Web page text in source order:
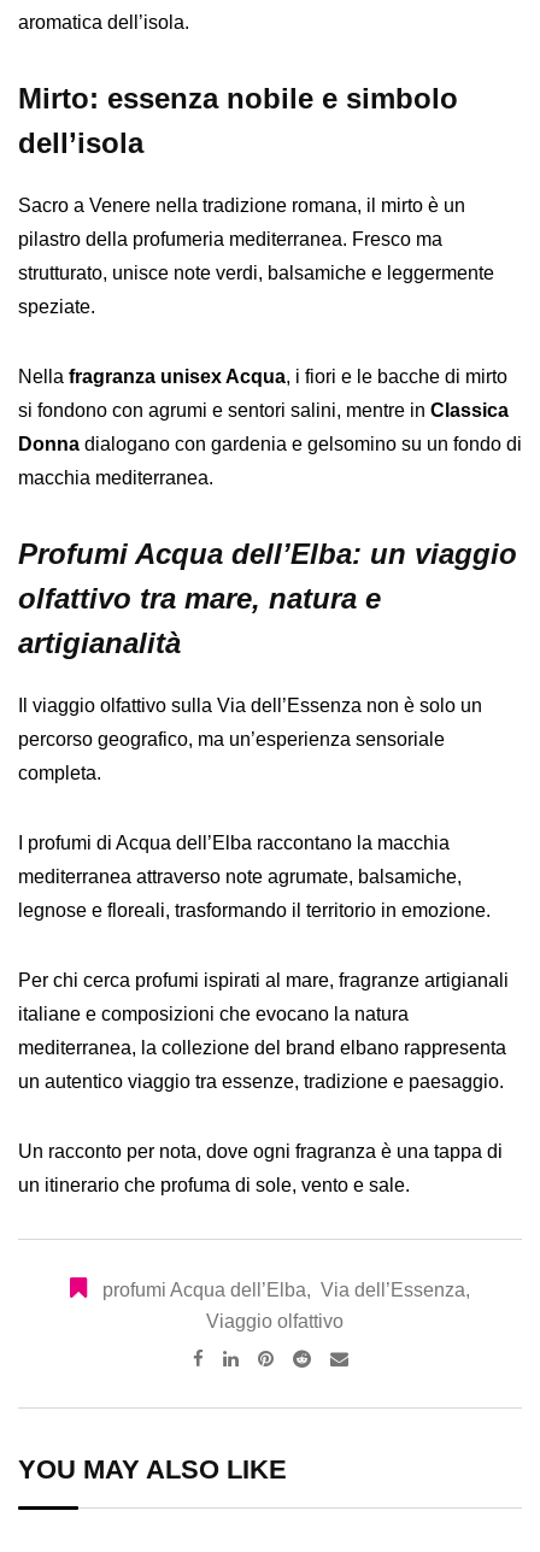
aromatica dell’isola.
Mirto: essenza nobile e simbolo
dell’isola
Sacro a Venere nella tradizione romana, il mirto è un
pilastro della profumeria mediterranea. Fresco ma
strutturato, unisce note verdi, balsamiche e leggermente
speziate.
Nella fragranza unisex Acqua, i fiori e le bacche di mirto
si fondono con agrumi e sentori salini, mentre in Classica
Donna dialogano con gardenia e gelsomino su un fondo di
macchia mediterranea.
Profumi Acqua dell’Elba: un viaggio
olfattivo tra mare, natura e
artigianalità
Il viaggio olfattivo sulla Via dell’Essenza non è solo un
percorso geografico, ma un’esperienza sensoriale
completa.
I profumi di Acqua dell’Elba raccontano la macchia
mediterranea attraverso note agrumate, balsamiche,
legnose e floreali, trasformando il territorio in emozione.
Per chi cerca profumi ispirati al mare, fragranze artigianali
italiane e composizioni che evocano la natura
mediterranea, la collezione del brand elbano rappresenta
un autentico viaggio tra essenze, tradizione e paesaggio.
Un racconto per nota, dove ogni fragranza è una tappa di
un itinerario che profuma di sole, vento e sale.
profumi Acqua dell’Elba, Via dell’Essenza,
Viaggio olfattivo
Pinterest
RedditShare
YOU MAY ALSO LIKE